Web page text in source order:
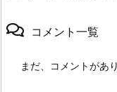
コメント一覧
まだ、コメントがあ